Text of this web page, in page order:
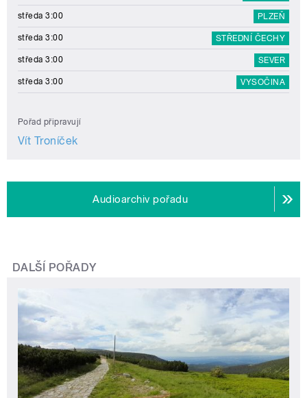
středa 3:00 PLZEŇ
středa 3:00 STŘEDNÍ ČECHY
středa 3:00 SEVER
středa 3:00 VYSOČINA
Pořad připravují
Vít Troníček
Audioarchiv pořadu
DALŠÍ POŘADY